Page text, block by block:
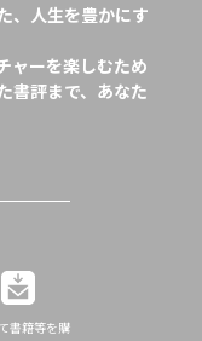
、人生を豊かにす
ャーを楽しむため
書評まで、あなた
書籍等を購